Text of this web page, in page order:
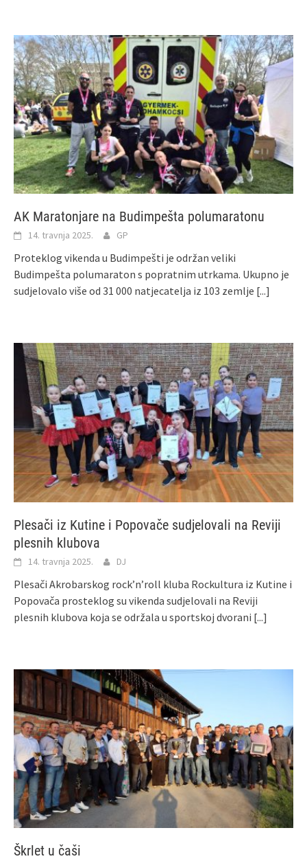
AK Maratonjare na Budimpešta polumaratonu
14. travnja 2025. GP
Proteklog vikenda u Budimpešti je održan veliki
Budimpešta polumaraton s popratnim utrkama. Ukupno je
sudjelovalo više od 31 000 natjecatelja iz 103 zemlje [...]
Plesači iz Kutine i Popovače sudjelovali na Reviji
plesnih klubova
14. travnja 2025. DJ
Plesači Akrobarskog rock’n’roll kluba Rockultura iz Kutine i
Popovača prosteklog su vikenda sudjelovali na Reviji
plesnih klubova koja se održala u sportskoj dvorani [...]
Škrlet u čaši